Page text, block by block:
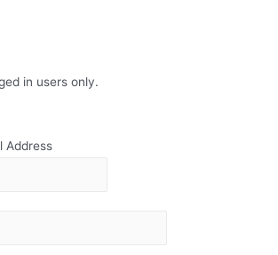
in users only.
Address